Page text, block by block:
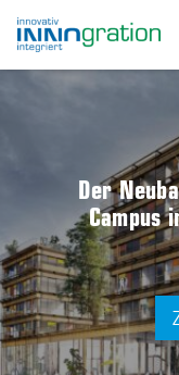
Der
Campus